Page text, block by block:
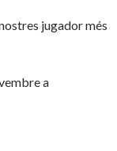
jugador més
a